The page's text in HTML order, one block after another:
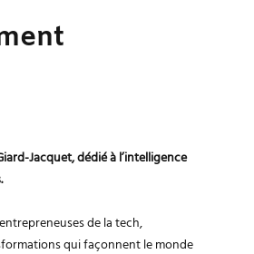
Jacquet, dédié à l’intelligence
de la tech,
qui façonnent le monde